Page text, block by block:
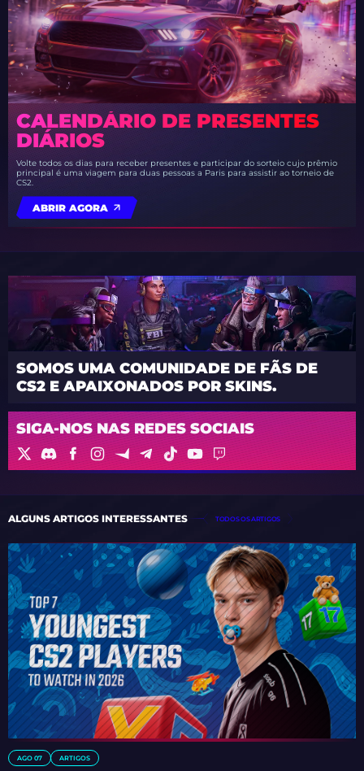
CALENDÁRIO DE PRESENTES
DIÁRIOS
Volte todos os dias para receber presentes e participar do sorteio cujo prêmio
principal é uma viagem para duas pessoas a Paris para assistir ao torneio de
CS2.
ABRIR AGORA
SOMOS UMA COMUNIDADE DE FÃS DE
CS2 E APAIXONADOS POR SKINS.
SIGA-NOS NAS REDES SOCIAIS
ALGUNS ARTIGOS INTERESSANTES TODOS OS ARTIGOS
AGO 07 ARTIGOS